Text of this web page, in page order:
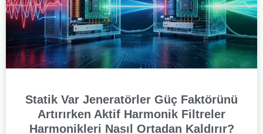
Statik Var Jeneratörler Güç Faktörünü
Artırırken Aktif Harmonik Filtreler
Harmonikleri Nasıl Ortadan Kaldırır?